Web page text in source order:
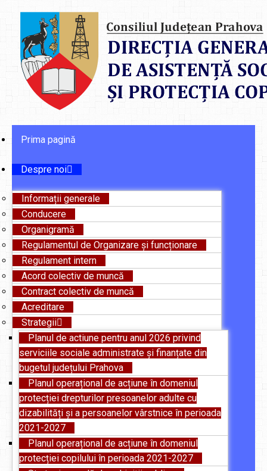
Prima pagină
Despre noi
Informații generale
Conducere
Organigramă
Regulamentul de Organizare și funcționare
Regulament intern
Acord colectiv de muncă
Contract colectiv de muncă
Acreditare
Strategii
Planul de actiune pentru anul 2026 privind
serviciile sociale administrate și finanțate din
bugetul județului Prahova
Planul operațional de acțiune în domeniul
protecției drepturilor presoanelor adulte cu
dizabilități și a persoanelor vârstnice în perioada
2021-2027
Planul operațional de acțiune în domeniul
protecției copilului în perioada 2021-2027